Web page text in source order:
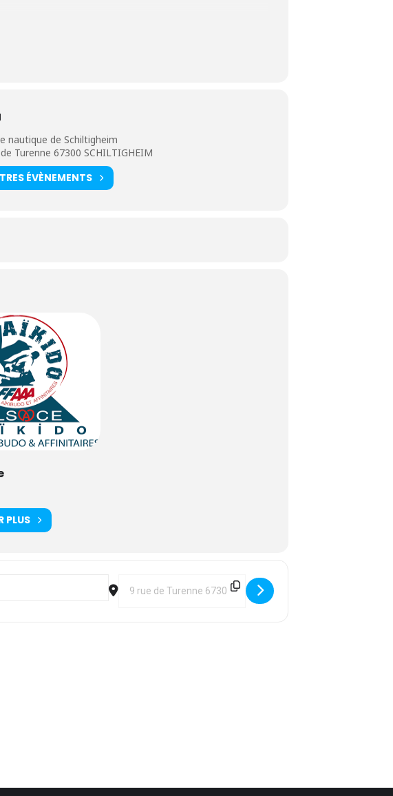
nautique de Schiltigheim
Turenne 67300 SCHILTIGHEIM
ÉVÈNEMENTS
PLUS
[dJA2cjB20] Destination Address - CID & COM 67 : Rencontre Aïkido -